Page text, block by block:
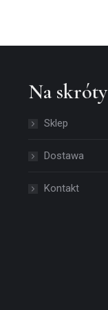
Na skróty
Sklep
Dostawa
Kontakt